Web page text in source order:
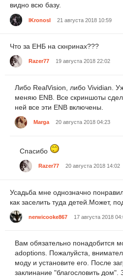
видно всю базу.
IKronosI 21 августа 2018 10:59
Что за ЕНБ на скнринах???
Razer77 19 августа 2018 22:02
Либо RealVision, либо Vividian.
меняю ENB. Все скриншоты
ней все эти ENB включены.
Marga 20 августа 2018 04:23
Спасибо
Razer77 20 августа 2018 14:02
Усадьба мне однозначно
как заселить туда детей.Может,
nerwicooke867 17 августа 2018
Вам обязательно понадобится
adoptions. Пожалуйста,
моду и установите его. После
заклинание "благословить